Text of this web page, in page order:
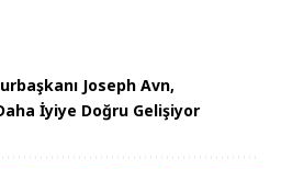
Joseph Avn
İyiye Doğru Gelişiyor